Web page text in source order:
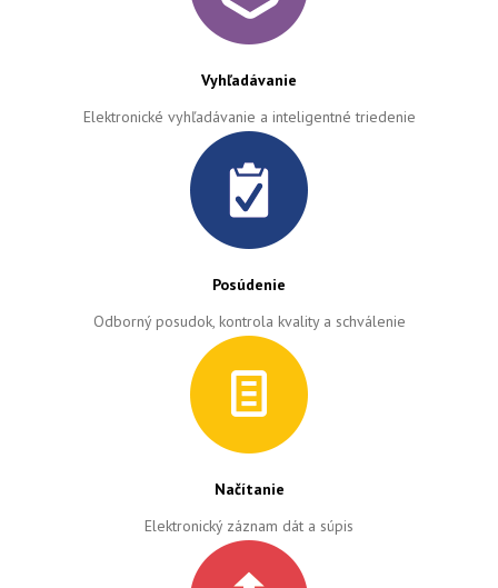
Vyhľadávanie
Elektronické vyhľadávanie a inteligentné triedenie
Posúdenie
Odborný posudok, kontrola kvality a schválenie
Načítanie
Elektronický záznam dát a súpis